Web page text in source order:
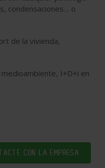
condensaciones… o
de la vivienda,
I+D+i en
CON LA EMPRESA